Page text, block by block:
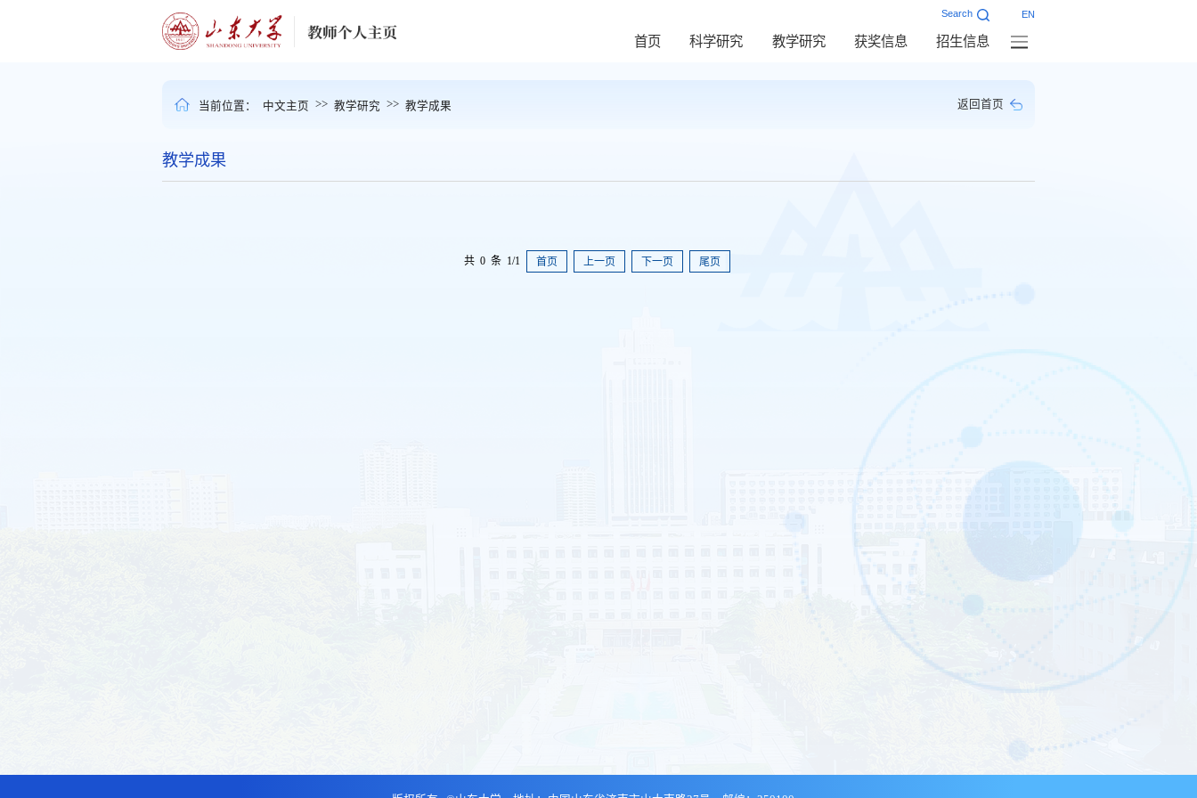
Search EN
首页 科学研究 教学研究 获奖信息 招生信息
当前位置： 中文主页 >> 教学研究 >> 教学成果 返回首页
教学成果
共 0 条 1/1 首页 上一页 下一页 尾页